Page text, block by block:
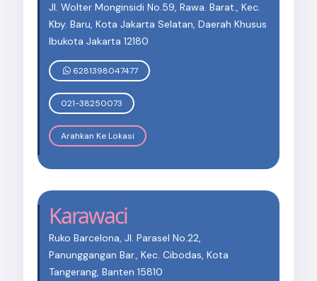
Jl. Wolter Monginsidi No.59, Rawa. Barat., Kec.
Kby. Baru, Kota Jakarta Selatan, Daerah Khusus
Ibukota Jakarta 12180
6281398047477
021-38250073
Arahkan Ke Lokasi
Karawaci
Ruko Barcelona, Jl. Parasel No.22,
Panunggangan Bar., Kec. Cibodas, Kota
Tangerang, Banten 15810